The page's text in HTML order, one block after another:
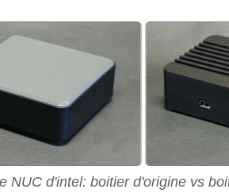
NUC d'intel: boitier d'origine vs